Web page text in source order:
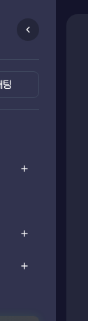
chevron_left
팅
add
add
add